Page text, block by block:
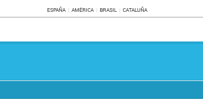
ESPAÑA AMÉRICA BRASIL CATALUÑA